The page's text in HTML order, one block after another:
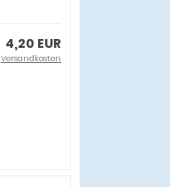
4,20 EUR
Versandkosten